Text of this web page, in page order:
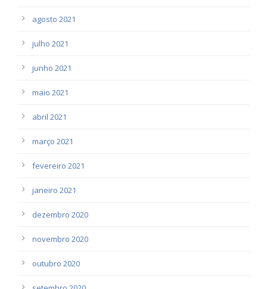
agosto 2021
julho 2021
junho 2021
maio 2021
abril 2021
março 2021
fevereiro 2021
janeiro 2021
dezembro 2020
novembro 2020
outubro 2020